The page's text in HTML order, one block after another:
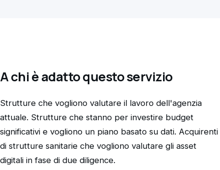
A chi è adatto questo servizio
Strutture che vogliono valutare il lavoro dell'agenzia
attuale. Strutture che stanno per investire budget
significativi e vogliono un piano basato su dati. Acquirenti
di strutture sanitarie che vogliono valutare gli asset
digitali in fase di due diligence.